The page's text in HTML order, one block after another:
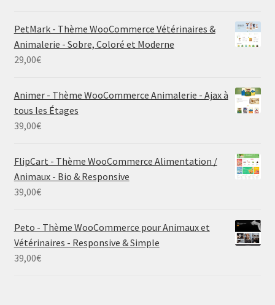
PetMark - Thème WooCommerce Vétérinaires &
Animalerie - Sobre, Coloré et Moderne
29,00€
Animer - Thème WooCommerce Animalerie - Ajax à
tous les Étages
39,00€
FlipCart - Thème WooCommerce Alimentation /
Animaux - Bio & Responsive
39,00€
Peto - Thème WooCommerce pour Animaux et
Vétérinaires - Responsive & Simple
39,00€